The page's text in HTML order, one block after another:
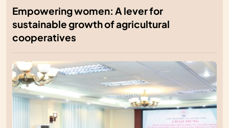
Empowering women: A lever for
sustainable growth of agricultural
cooperatives